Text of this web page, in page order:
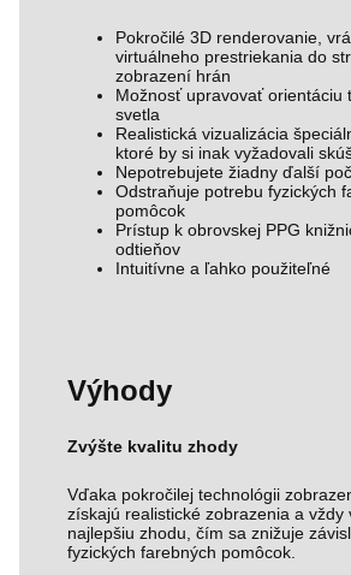
Pokročilé 3D renderovanie,
virtuálneho prestriekania do
zobrazení hrán
Možnosť upravovať orientáciu
svetla
Realistická vizualizácia
ktoré by si inak vyžadovali
Nepotrebujete žiadny ďalší
Odstraňuje potrebu fyzických
pomôcok
Prístup k obrovskej PPG
odtieňov
Intuitívne a ľahko použiteľné
Výhody
Zvýšte kvalitu zhody
Vďaka pokročilej technológii
získajú realistické zobrazenia a vždy
najlepšiu zhodu, čím sa znižuje
fyzických farebných pomôcok.